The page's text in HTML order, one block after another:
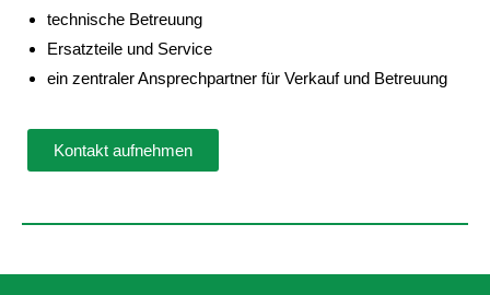
technische Betreuung
Ersatzteile und Service
ein zentraler Ansprechpartner für Verkauf und Betreuung
Kontakt aufnehmen